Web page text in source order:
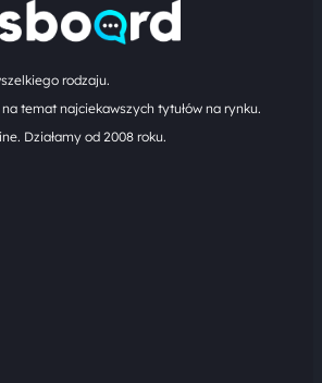
rodzaju.
temat najciekawszych tytułów na rynku.
Działamy od 2008 roku.